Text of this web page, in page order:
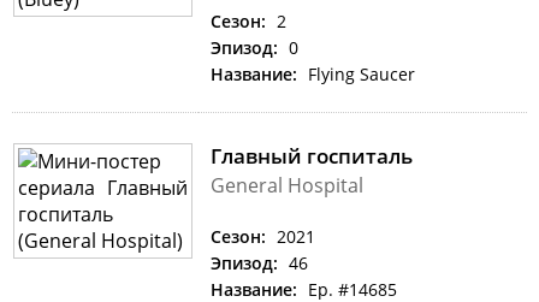
Сезон: 2
Эпизод: 0
Название: Flying Saucer
Главный госпиталь
General Hospital
Сезон: 2021
Эпизод: 46
Название: Ep. #14685